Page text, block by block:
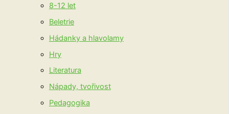
8-12 let
Beletrie
Hádanky a hlavolamy
Hry
Literatura
Nápady, tvořivost
Pedagogika